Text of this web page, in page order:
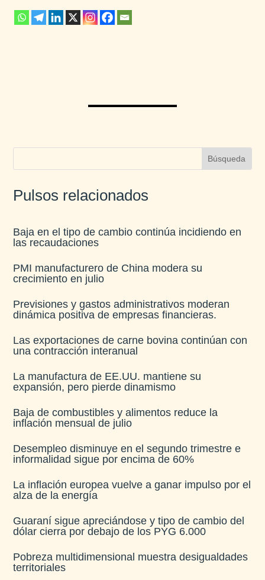
Pulsos relacionados
Baja en el tipo de cambio continúa incidiendo en
las recaudaciones​
PMI manufacturero de China modera su
crecimiento en julio​
Previsiones y gastos administrativos moderan
dinámica positiva de empresas financieras​.
Las exportaciones de carne bovina continúan con
una contracción interanual
La manufactura de EE.UU. mantiene su
expansión, pero pierde dinamismo
Baja de combustibles y alimentos reduce la
inflación mensual de julio​
Desempleo disminuye en el segundo trimestre e
informalidad sigue por encima de 60%
La inflación europea vuelve a ganar impulso por el
alza de la energía
Guaraní sigue apreciándose y tipo de cambio del
dólar cierra por debajo de los PYG 6.000
Pobreza multidimensional muestra desigualdades
territoriales